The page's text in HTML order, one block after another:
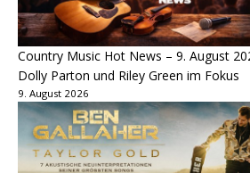
Country Music Hot News – 9. August
Dolly Parton und Riley Green im Fokus
9. August 2026